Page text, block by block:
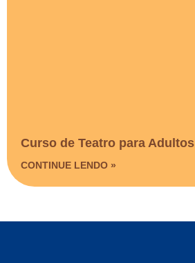
Curso de Teatro para Adultos
CONTINUE LENDO »